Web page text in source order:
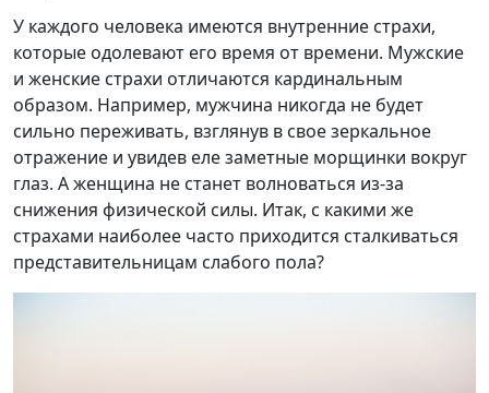
У каждого человека имеются внутренние страхи,
которые одолевают его время от времени. Мужские
и женские страхи отличаются кардинальным
образом. Например, мужчина никогда не будет
сильно переживать, взглянув в свое зеркальное
отражение и увидев еле заметные морщинки вокруг
глаз. А женщина не станет волноваться из-за
снижения физической силы. Итак, с какими же
страхами наиболее часто приходится сталкиваться
представительницам слабого пола?